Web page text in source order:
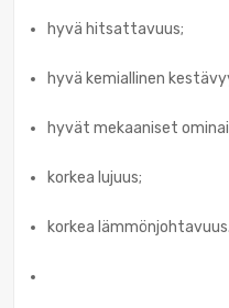
hyvä hitsattavuus;
hyvä kemiallinen
hyvät mekaaniset
korkea lujuus;
korkea lämmönjohtavuus.